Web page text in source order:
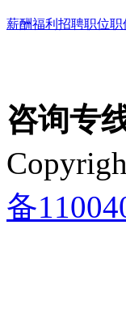
薪酬福利 招聘职位职
咨询专
备